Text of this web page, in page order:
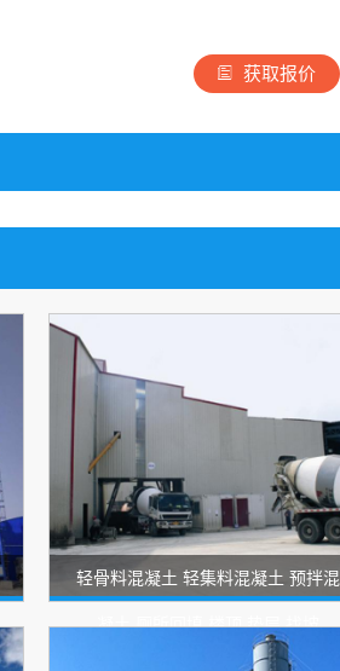
获取报价
轻骨料混凝土 轻集料混凝土 预拌混
凝土 厕所回填 楼顶 垫层 找坡